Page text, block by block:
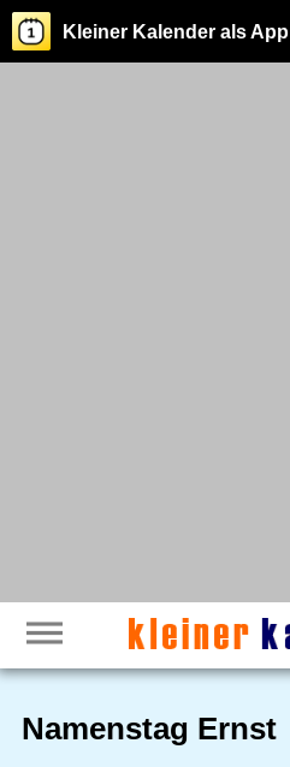
Kleiner Kalender als App
Namenstag Ernst